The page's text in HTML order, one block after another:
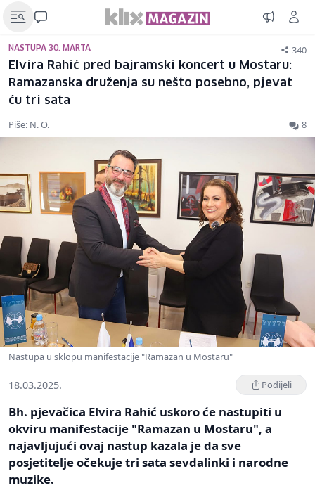
NASTUPA 30. MARTA 340
Elvira Rahić pred bajramski koncert u Mostaru:
Ramazanska druženja su nešto posebno, pjevat
ću tri sata
Piše: N. O. 8
Nastupa u sklopu manifestacije "Ramazan u Mostaru"
18.03.2025. Podijeli
Bh. pjevačica Elvira Rahić uskoro će nastupiti u
okviru manifestacije "Ramazan u Mostaru", a
najavljujući ovaj nastup kazala je da sve
posjetitelje očekuje tri sata sevdalinki i narodne
muzike.